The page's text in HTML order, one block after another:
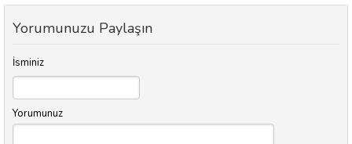
Yorumunuzu Paylaşın
İsminiz
Yorumunuz